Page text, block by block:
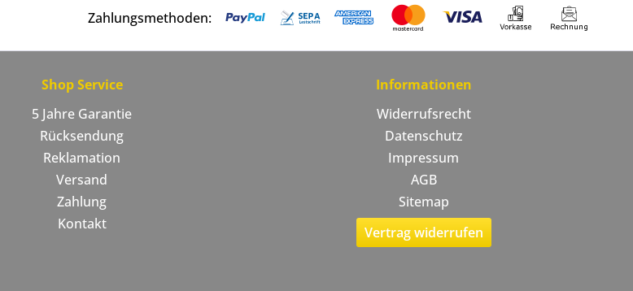
Zahlungsmethoden:
Shop Service
5 Jahre Garantie
Rücksendung
Reklamation
Versand
Zahlung
Kontakt
Informationen
Widerrufsrecht
Datenschutz
Impressum
AGB
Sitemap
Vertrag widerrufen